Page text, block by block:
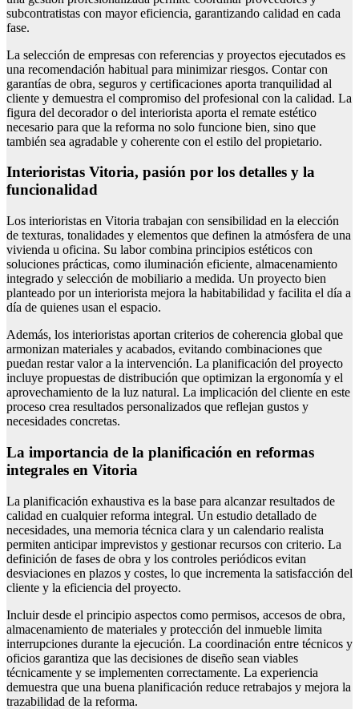
subcontratistas con mayor eficiencia, garantizando calidad en cada
fase.
La selección de empresas con referencias y proyectos ejecutados es
una recomendación habitual para minimizar riesgos. Contar con
garantías de obra, seguros y certificaciones aporta tranquilidad al
cliente y demuestra el compromiso del profesional con la calidad. La
figura del decorador o del interiorista aporta el remate estético
necesario para que la reforma no solo funcione bien, sino que
también sea agradable y coherente con el estilo del propietario.
Interioristas Vitoria, pasión por los detalles y la
funcionalidad
Los interioristas en Vitoria trabajan con sensibilidad en la elección
de texturas, tonalidades y elementos que definen la atmósfera de una
vivienda u oficina. Su labor combina principios estéticos con
soluciones prácticas, como iluminación eficiente, almacenamiento
integrado y selección de mobiliario a medida. Un proyecto bien
planteado por un interiorista mejora la habitabilidad y facilita el día a
día de quienes usan el espacio.
Además, los interioristas aportan criterios de coherencia global que
armonizan materiales y acabados, evitando combinaciones que
puedan restar valor a la intervención. La planificación del proyecto
incluye propuestas de distribución que optimizan la ergonomía y el
aprovechamiento de la luz natural. La implicación del cliente en este
proceso crea resultados personalizados que reflejan gustos y
necesidades concretas.
La importancia de la planificación en reformas
integrales en Vitoria
La planificación exhaustiva es la base para alcanzar resultados de
calidad en cualquier reforma integral. Un estudio detallado de
necesidades, una memoria técnica clara y un calendario realista
permiten anticipar imprevistos y gestionar recursos con criterio. La
definición de fases de obra y los controles periódicos evitan
desviaciones en plazos y costes, lo que incrementa la satisfacción del
cliente y la eficiencia del proyecto.
Incluir desde el principio aspectos como permisos, accesos de obra,
almacenamiento de materiales y protección del inmueble limita
interrupciones durante la ejecución. La coordinación entre técnicos y
oficios garantiza que las decisiones de diseño sean viables
técnicamente y se implementen correctamente. La experiencia
demuestra que una buena planificación reduce retrabajos y mejora la
trazabilidad de la reforma.